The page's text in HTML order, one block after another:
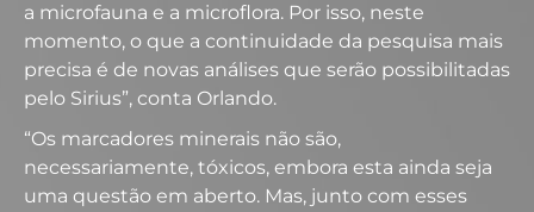
a microfauna e a microflora. Por isso, neste
momento, o que a continuidade da pesquisa mais
precisa é de novas análises que serão possibilitadas
pelo Sirius”, conta Orlando.
“Os marcadores minerais não são,
necessariamente, tóxicos, embora esta ainda seja
uma questão em aberto. Mas, junto com esses